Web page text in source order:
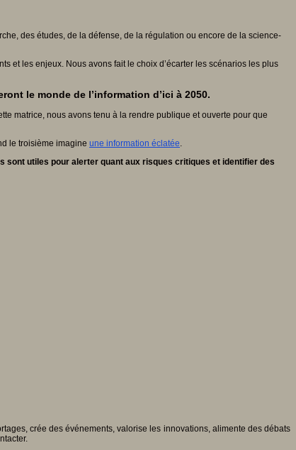
des études, de la défense, de la régulation ou encore de la science-
et les enjeux. Nous avons fait le choix d’écarter les scénarios les plus
le monde de l’information d’ici à 2050.
matrice, nous avons tenu à la rendre publique et ouverte pour que
le troisième imagine une information éclatée.
utiles pour alerter quant aux risques critiques et identifier des
crée des événements, valorise les innovations, alimente des débats